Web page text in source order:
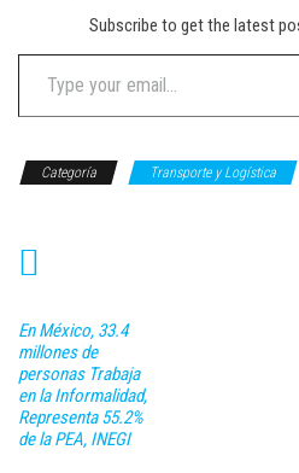
Subscribe to get the latest
Type your email…
Categoría Transporte y Logística
En México, 33.4
millones de
personas Trabaja
en la Informalidad,
Representa 55.2%
de la PEA, INEGI